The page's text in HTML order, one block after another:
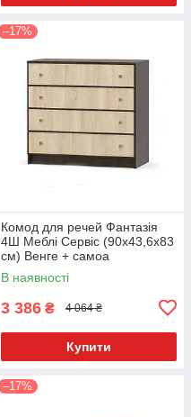
–17%
Комод для речей Фантазія
4Ш Меблі Сервіс (90х43,6х83
см) Венге + самоа
В наявності
3 386 ₴ 4 064 ₴
Купити
–17%